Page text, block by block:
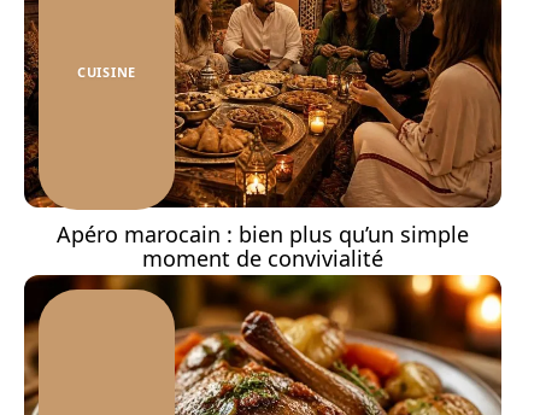
CUISINE
Apéro marocain : bien plus qu’un simple
moment de convivialité